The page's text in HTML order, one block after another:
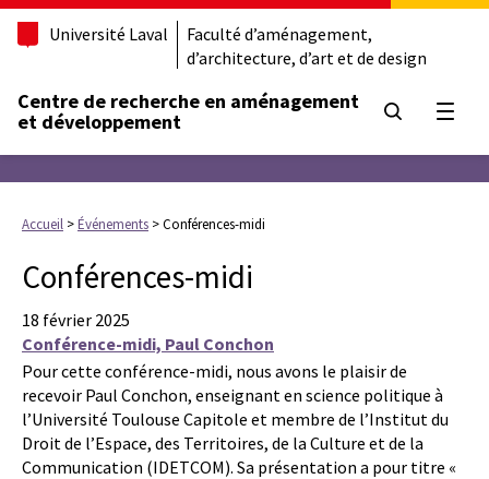
Université Laval
Faculté d’aménagement,
d’architecture, d’art et de design
Centre de recherche en aménagement
et développement
Accueil >Événements >Conférences-midi
Conférences-midi
18 février 2025
Conférence-midi, Paul Conchon
Pour cette conférence-midi, nous avons le plaisir de
recevoir Paul Conchon, enseignant en science politique à
l’Université Toulouse Capitole et membre de l’Institut du
Droit de l’Espace, des Territoires, de la Culture et de la
Communication (IDETCOM). Sa présentation a pour titre «